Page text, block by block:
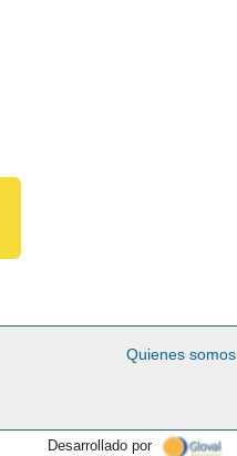
Quienes somos
Desarrollado por